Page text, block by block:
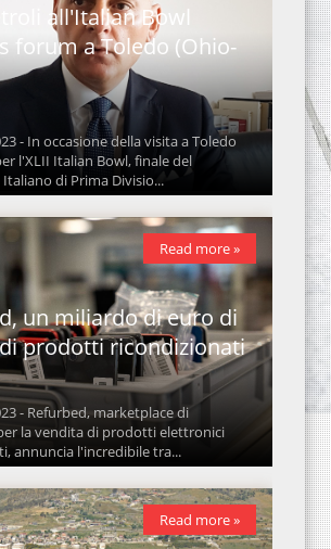
all'Italian Bowl
forum a Toledo (Ohio-
- In occasione della visita a Toledo
l'XLII Italian Bowl, finale del
di Prima Divisio...
un miliardo di euro di
prodotti ricondizionati
- Refurbed, marketplace di
la vendita di prodotti elettronici
annuncia l'incredibile tra...
Read more »
Read more »